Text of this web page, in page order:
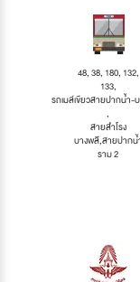
48, 38, 180, 132,
133,
รถเมล์เขียวสายปากน้ำ-
,
สายสำโรง
บางพลี,สายปากน้
ราม 2